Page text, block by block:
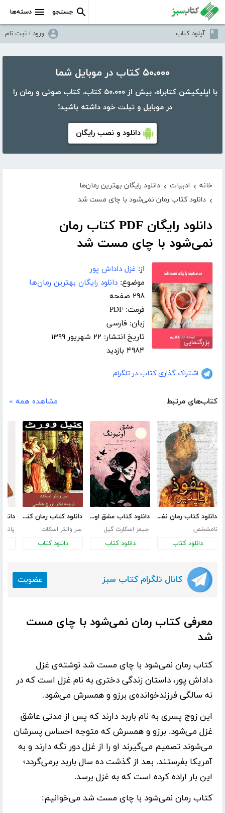
دسته‌ها جستجو
آپلود کتاب ورود / ثبت نام
۵۰،۰۰۰ کتاب در موبایل شما
با اپلیکیشن کتابراه، بیش از ۵۰،۰۰۰ کتاب، کتاب صوتی و رمان را
در موبایل و تبلت خود داشته باشید!
دانلود و نصب رایگان
خانه › ادبیات › دانلود رایگان بهترین رمان‌ها
› دانلود کتاب رمان نمی‌شود با چای مست شد
دانلود رایگان PDF کتاب رمان
نمی‌شود با چای مست شد
بزرگنمایی
از: غزل داداش پور
موضوع: دانلود رایگان بهترین رمان‌ها
۲۹۸ صفحه
فرمت: PDF
زبان: فارسی
تاریخ انتشار: ۲۲ شهریور ۱۳۹۹
۴۹۸۴ بازدید
اشتراک گذاری کتاب در تلگرام
کتاب‌های مرتبط مشاهده همه »
دانلود کتاب رمان نفوذ ناپذیر
نامشخص
دانلود کتاب
دانلود کتاب عشق اونیونگ
جیمز اسکارث گیل
دانلود کتاب
دانلود کتاب رمان کنیل وورث
سر والتر اسکات
دانلود کتاب
کانال تلگرام کتاب سبز عضویت
معرفی کتاب رمان نمی‌شود با چای مست
شد
کتاب رمان نمی‌شود با چای مست شد نوشته‌ی غزل
داداش پور، داستان زندگی دختری به نام غزل است که در
نه سالگی فرزند‌خوانده‌ی برزو و همسرش می‌شود.
این زوج پسری به نام باربد دارند که پس از مدتی عاشق
غزل می‌شود. برزو و همسرش که متوجه احساس پسرشان
می‌شوند تصمیم می‌گیرند او را از غزل دور نگه دارند و به
آمریکا بفرستند. بعد از گذشت ده سال باربد برمی‌گردد؛
این بار اراده کرده است که به غزل برسد.
کتاب رمان نمی‌شود با چای مست شد می‌خوانیم: